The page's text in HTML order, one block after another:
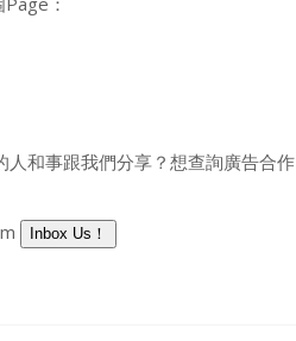
人和事跟我們分享？想查詢廣告合
Inbox Us！